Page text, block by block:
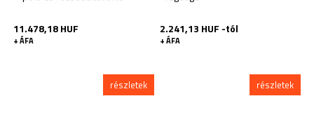
11.478,18 HUF
+ ÁFA
részletek
2.241,13 HUF -tól
+ ÁFA
részletek